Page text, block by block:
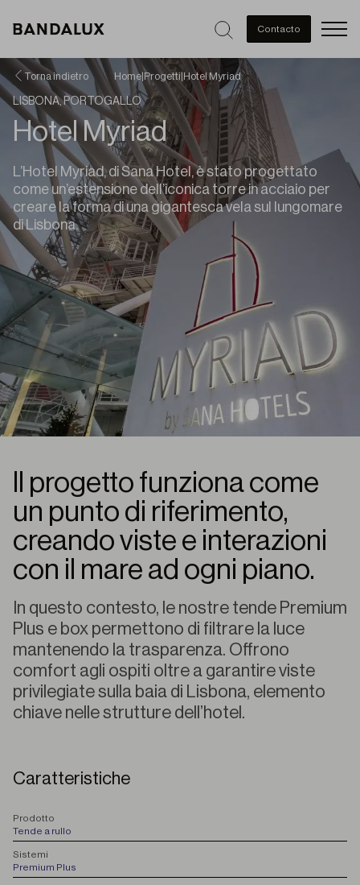
Contacto
Torna indietro Home Progetti Hotel Myriad
LISBONA, PORTOGALLO
Hotel Myriad
L’Hotel Myriad, di Sana Hotel, è stato progettato
come un’estensione dell’iconica torre in acciaio per
creare la forma di una gigantesca vela sul lungomare
di Lisbona.
Il progetto funziona come
un punto di riferimento,
creando viste e interazioni
con il mare ad ogni piano.
In questo contesto, le nostre tende Premium
Plus e box permettono di filtrare la luce
mantenendo la trasparenza. Offrono
comfort agli ospiti oltre a garantire viste
privilegiate sulla baia di Lisbona, elemento
chiave nelle strutture dell’hotel.
Caratteristiche
Prodotto
Tende a rullo
Sistemi
Premium Plus